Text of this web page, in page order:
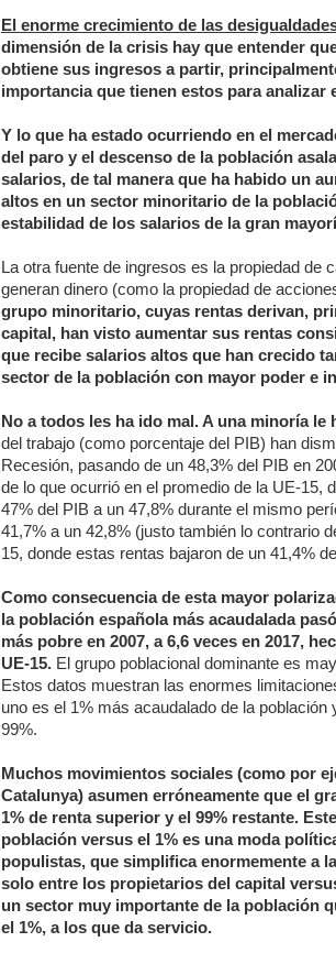
El enorme crecimiento de las
dimensión de la crisis hay que entender
obtiene sus ingresos a partir,
importancia que tienen estos para analizar
Y lo que ha estado ocurriendo en el
del paro y el descenso de la población
salarios, de tal manera que ha habido un
altos en un sector minoritario de la
estabilidad de los salarios de la gran
La otra fuente de ingresos es la propiedad de
generan dinero (como la propiedad de
grupo minoritario, cuyas rentas derivan,
capital, han visto aumentar sus rentas
que recibe salarios altos que han crecido
sector de la población con mayor poder e
No a todos les ha ido mal. A una minoría le
del trabajo (como porcentaje del PIB) han
Recesión, pasando de un 48,3% del PIB en
de lo que ocurrió en el promedio de la UE-15,
47% del PIB a un 47,8% durante el mismo
41,7% a un 42,8% (justo también lo contrario
15, donde estas rentas bajaron de un 41,4%
Como consecuencia de esta mayor
la población española más acaudalada
más pobre en 2007, a 6,6 veces en 2017,
UE-15. El grupo poblacional dominante es
Estos datos muestran las enormes
uno es el 1% más acaudalado de la
99%.
Muchos movimientos sociales (como por
Catalunya) asumen erróneamente que el
1% de renta superior y el 99% restante.
población versus el 1% es una moda
populistas, que simplifica enormemente a
solo entre los propietarios del capital
un sector muy importante de la población
el 1%, a los que da servicio.